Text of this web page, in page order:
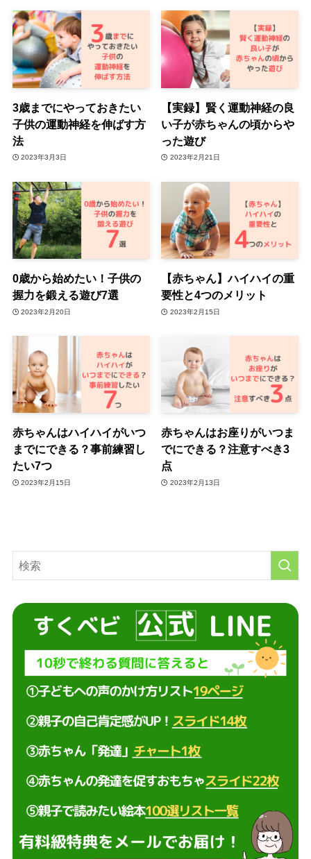
3歳までにやっておきたい
子供の運動神経を伸ばす方
法
2023年3月3日
【実録】賢く運動神経の良
い子が赤ちゃんの頃からや
った遊び
2023年2月21日
0歳から始めたい！子供の
握力を鍛える遊び7選
2023年2月20日
【赤ちゃん】ハイハイの重
要性と4つのメリット
2023年2月15日
赤ちゃんはハイハイがいつ
までにできる？事前練習し
たい7つ
2023年2月15日
赤ちゃんはお座りがいつま
でにできる？注意すべき3
点
2023年2月13日